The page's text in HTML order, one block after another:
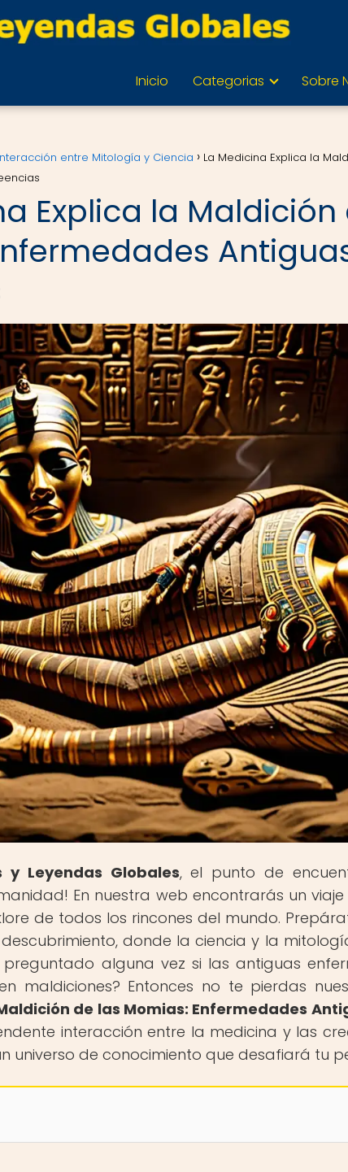
Inicio Categorias Sobre
entre Mitología y Ciencia
La Medicina Explica la
Explica la Maldición
y Leyendas Globales, el punto de
En nuestra web encontrarás un
de todos los rincones del mundo.
donde la ciencia y la
preguntado alguna vez si las antiguas
maldiciones? Entonces no te pierdas
de las Momias: Enfermedades
interacción entre la medicina y las
universo de conocimiento que desafiará tu